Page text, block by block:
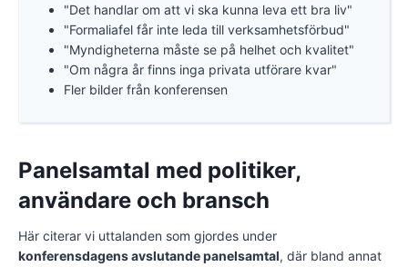
"Det handlar om att vi ska kunna leva ett bra liv"
"Formaliafel får inte leda till verksamhetsförbud"
"Myndigheterna måste se på helhet och kvalitet"
"Om några år finns inga privata utförare kvar"
Fler bilder från konferensen
Panelsamtal med politiker,
användare och bransch
Här citerar vi uttalanden som gjordes under
konferensdagens avslutande panelsamtal, där bland annat